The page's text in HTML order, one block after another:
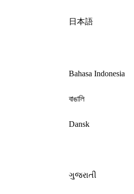
日本語
Bahasa Indonesia
বাঙালি
Dansk
ગુજરાતી